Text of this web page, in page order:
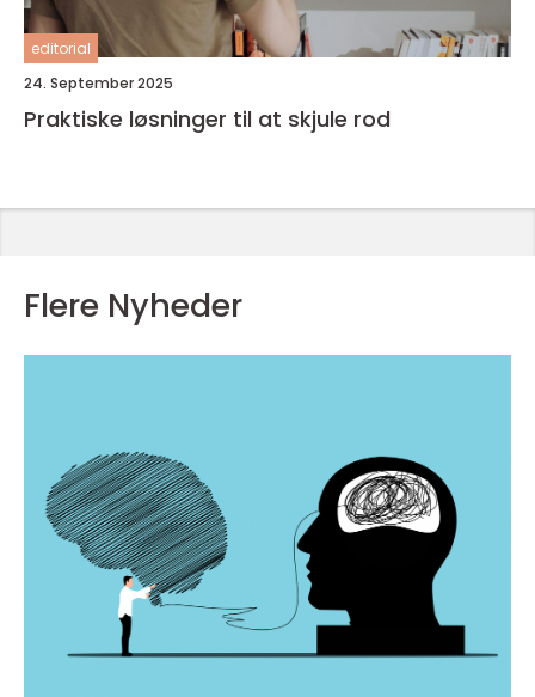
editorial
24. September 2025
Praktiske løsninger til at skjule rod
Flere Nyheder